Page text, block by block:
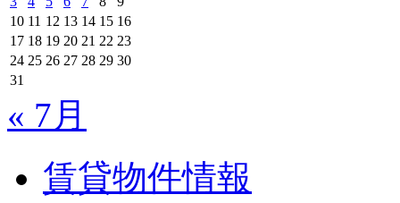
10 11 12 13 14 15 16
17 18 19 20 21 22 23
24 25 26 27 28 29 30
31
« 7月
賃貸物件情報